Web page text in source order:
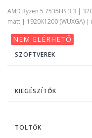
AMD Ryzen 5 7535HS 3.3 |
matt | 1920X1200 (WUXGA) |
NEM ELÉRHETŐ
SZOFTVEREK
KIEGÉSZÍTŐK
TÖLTŐK